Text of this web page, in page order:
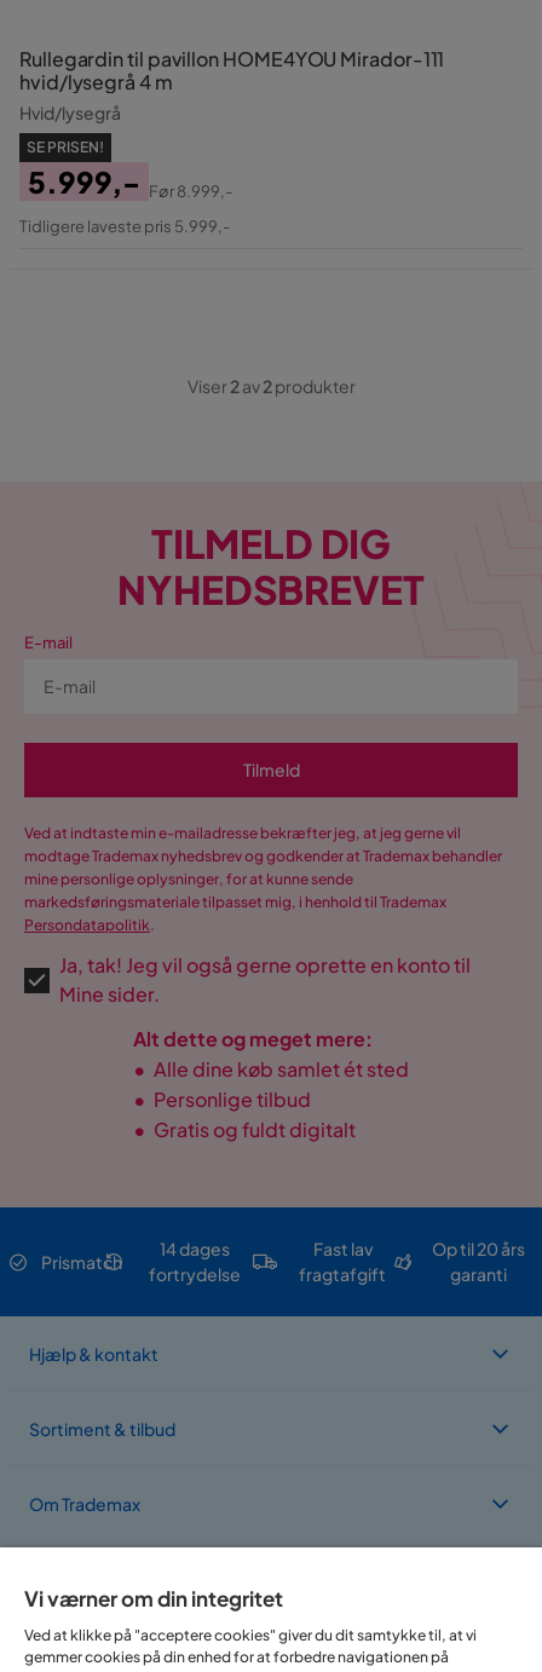
Rullegardin til pavillon HOME4YOU Mirador-111
hvid/lysegrå 4 m
Hvid/lysegrå
SE PRISEN!
Pris
5.999,-
Original
Før8.999,-
Tidligere laveste pris 5.999,-
Viser2av2produkter
TILMELD DIG
NYHEDSBREVET
E-mail
Tilmeld
Ved at indtaste min e-mailadresse bekræfter jeg, at jeg gerne vil
modtage Trademax nyhedsbrev og godkender at Trademax behandler
mine personlige oplysninger, for at kunne sende
markedsføringsmateriale tilpasset mig, i henhold til Trademax
Persondatapolitik.
Ja, tak! Jeg vil også gerne oprette en konto til
Mine sider.
Alt dette og meget mere:
• Alle dine køb samlet ét sted
• Personlige tilbud
• Gratis og fuldt digitalt
Prismatch
14 dages
fortrydelse
Fast lav
fragtafgift
Op til 20 års
garanti
Hjælp & kontakt
Sortiment & tilbud
Om Trademax
Vi findes i flere forskellige lande
Vi værner om din integritet
Ved at klikke på "acceptere cookies" giver du dit samtykke til, at vi
gemmer cookies på din enhed for at forbedre navigationen på